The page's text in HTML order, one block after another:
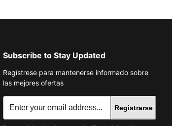
Subscribe to Stay Updated
Regístrese para mantenerse informado sobre
las mejores ofertas
Registrarse